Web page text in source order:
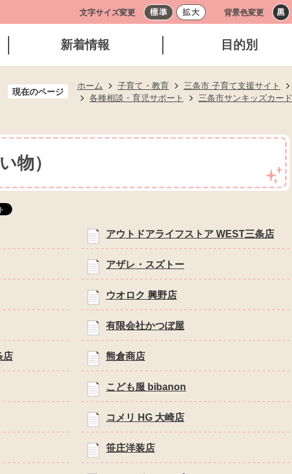
文字サイズ変更 背景色変更
新着情報 目的別
現在のページ
ホーム 子育て・教育 三条市 子育て支援サイト
各種相談・育児サポート
三条市サンキッズカード
物）
アウトドアライフストア WEST三条店
アザレ・スズトー
ウオロク 興野店
有限会社かつぼ屋
店 熊倉商店
こども服 bibanon
コメリ HG 大崎店
笹庄洋装店